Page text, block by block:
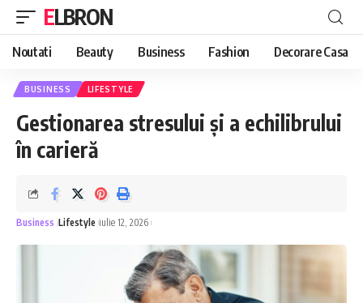
ELBRON
Noutati Beauty Business Fashion Decorare Casa
BUSINESS LIFESTYLE
Gestionarea stresului și a echilibrului
în carieră
Business Lifestyle iulie 12, 2026